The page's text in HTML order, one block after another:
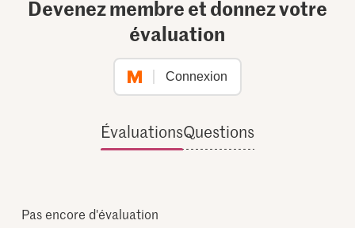
Devenez membre et donnez votre
évaluation
Connexion
ÉvaluationsQuestions
Pas encore d'évaluation